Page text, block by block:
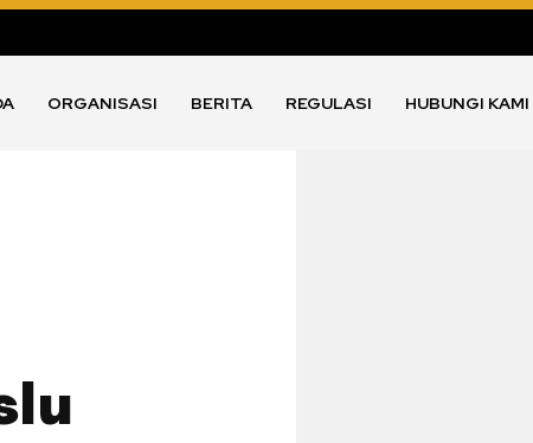
ORGANISASI BERITA REGULASI HUBUNGI KAMI